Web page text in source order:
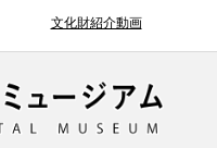
文化財紹介動画